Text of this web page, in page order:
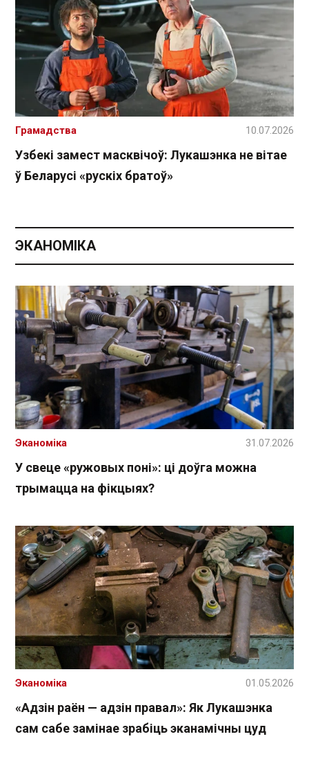
Узбекі замест масквічоў: Лукашэнка не вітае
ў Беларусі «рускіх братоў»
Грамадства 10.07.2026
ЭКАНОМІКА
У свеце «ружовых поні»: ці доўга можна
трымацца на фікцыях?
Эканоміка 31.07.2026
«Адзін раён — адзін правал»: Як Лукашэнка
сам сабе замінае зрабіць эканамічны цуд
Эканоміка 01.05.2026